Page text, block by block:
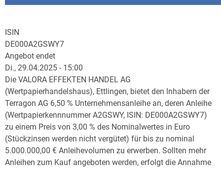
ISIN
DE000A2GSWY7
Angebot endet
Di., 29.04.2025 - 15:00
Die VALORA EFFEKTEN HANDEL AG
(Wertpapierhandelshaus), Ettlingen, bietet den Inhabern der
Terragon AG 6,50 % Unternehmensanleihe an, deren Anleihe
(Wertpapierkennnummer A2GSWY, ISIN: DE000A2GSWY7)
zu einem Preis von 3,00 % des Nominalwertes in Euro
(Stückzinsen werden nicht vergütet) für bis zu nominal
5.000.000,00 € Anleihevolumen zu erwerben. Sollten mehr
Anleihen zum Kauf angeboten werden, erfolgt die Annahme